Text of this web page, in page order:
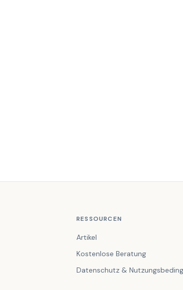
RESSOURCEN
Artikel
Kostenlose Beratung
Datenschutz &